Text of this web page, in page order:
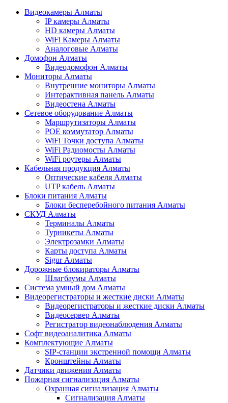
Видеокамеры Алматы
IP камеры Алматы
HD камеры Алматы
WiFi Камеры Алматы
Аналоговые Алматы
Домофон Алматы
Видеодомофон Алматы
Мониторы Алматы
Внутренние мониторы Алматы
Интерактивная панель Алматы
Видеостена Алматы
Сетевое оборудование Алматы
Маршрутизаторы Алматы
POE коммутатор Алматы
WiFi Точки доступа Алматы
WiFi Радиомосты Алматы
WiFi роутеры Алматы
Кабельная продукция Алматы
Оптические кабеля Алматы
UTP кабель Алматы
Блоки питания Алматы
Блоки бесперебойного питания Алматы
СКУД Алматы
Терминалы Алматы
Турникеты Алматы
Электрозамки Алматы
Карты доступа Алматы
Sigur Алматы
Дорожные блокираторы Алматы
Шлагбаумы Алматы
Система умный дом Алматы
Видеорегистраторы и жесткие диски Алматы
Видеорегистраторы и жесткие диски Алматы
Видеосервер Алматы
Регистратор видеонаблюдения Алматы
Софт видеоаналитика Алматы
Комплектующие Алматы
SIP-станции экстренной помощи Алматы
Кронштейны Алматы
Датчики движения Алматы
Пожарная сигнализация Алматы
Охранная сигнализация Алматы
Сигнализация Алматы